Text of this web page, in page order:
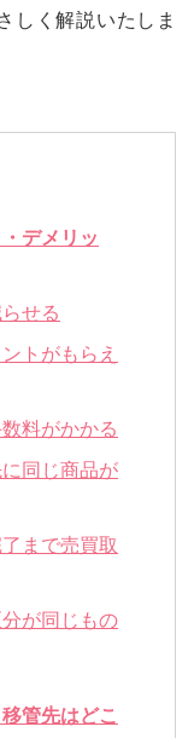
しく解説いたしま
デメリッ
せる
トがもらえ
料がかかる
同じ商品が
まで売買取
が同じもの
管先はどこ